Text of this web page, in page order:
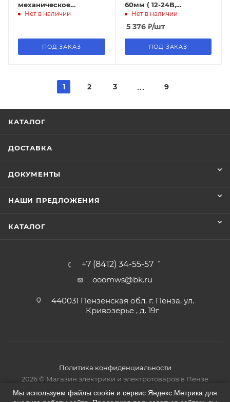
механическое
крепление,
Нет в наличии
ПОД ЗАКАЗ
60мм ( 12-24В,
механическое
крепление,
Нет в наличии
5 376₽/шт
ПОД ЗАКАЗ
1 2 3 9
КАТАЛОГ
ДОСТАВКА
ДОКУМЕНТЫ
НАШИ ПРЕДЛОЖЕНИЯ
КАТАЛОГ
+7 (8412) 34-55-57
ooomws@bk.ru
440031 Пензенская обл. г. Пенза, ул.
Кривозерье , д. 19г
Политика конфиденциальности
2026 © Магазин электрики и электротоваров в Пензе
Мы используем файлы cookie и сервис Яндекс.Метрика для